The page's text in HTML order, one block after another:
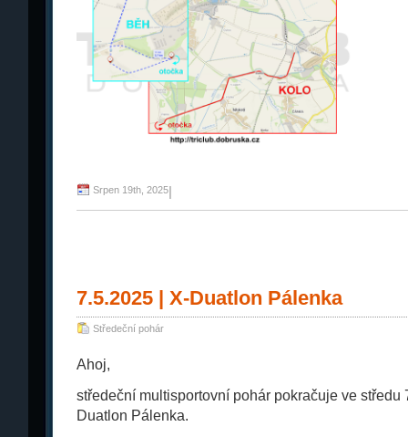
Srpen 19th, 2025|
7.5.2025 | X-Duatlon Pálenka
Středeční pohár
Ahoj,
středeční multisportovní pohár pokračuje ve středu
Duatlon Pálenka.